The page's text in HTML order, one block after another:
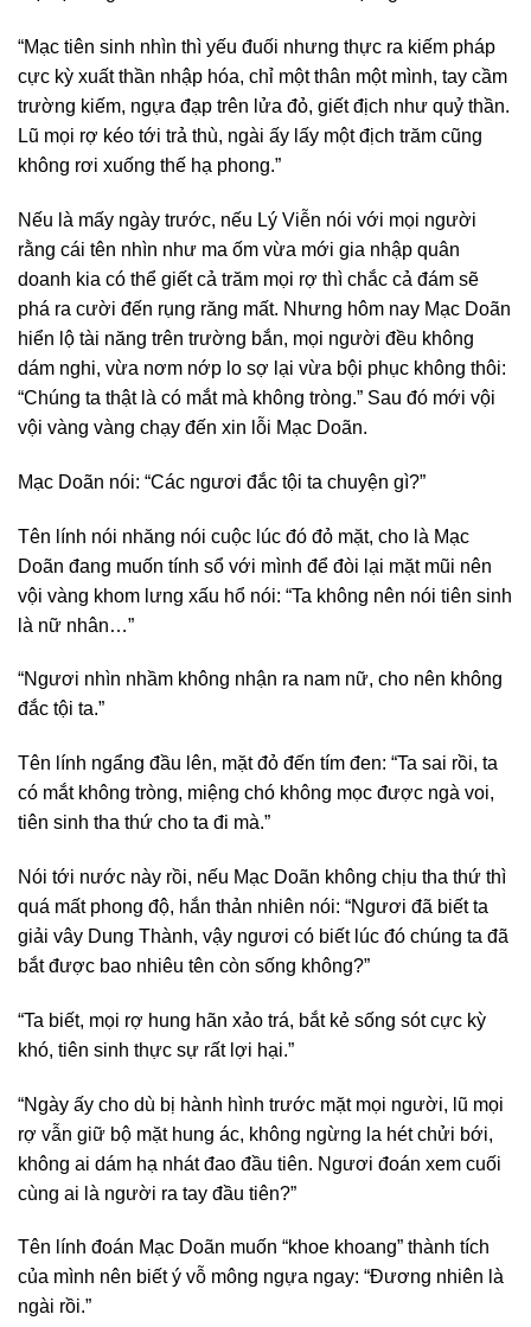
“Mạc tiên sinh nhìn thì yếu đuối nhưng thực ra kiếm pháp
cực kỳ xuất thần nhập hóa, chỉ một thân một mình, tay cầm
trường kiếm, ngựa đạp trên lửa đỏ, giết địch như quỷ thần.
Lũ mọi rợ kéo tới trả thù, ngài ấy lấy một địch trăm cũng
không rơi xuống thế hạ phong.”
Nếu là mấy ngày trước, nếu Lý Viễn nói với mọi người
rằng cái tên nhìn như ma ốm vừa mới gia nhập quân
doanh kia có thể giết cả trăm mọi rợ thì chắc cả đám sẽ
phá ra cười đến rụng răng mất. Nhưng hôm nay Mạc Doãn
hiển lộ tài năng trên trường bắn, mọi người đều không
dám nghi, vừa nơm nớp lo sợ lại vừa bội phục không thôi:
“Chúng ta thật là có mắt mà không tròng.” Sau đó mới vội
vội vàng vàng chạy đến xin lỗi Mạc Doãn.
Mạc Doãn nói: “Các ngươi đắc tội ta chuyện gì?”
Tên lính nói nhăng nói cuộc lúc đó đỏ mặt, cho là Mạc
Doãn đang muốn tính sổ với mình để đòi lại mặt mũi nên
vội vàng khom lưng xấu hổ nói: “Ta không nên nói tiên sinh
là nữ nhân…”
“Ngươi nhìn nhầm không nhận ra nam nữ, cho nên không
đắc tội ta.”
Tên lính ngẩng đầu lên, mặt đỏ đến tím đen: “Ta sai rồi, ta
có mắt không tròng, miệng chó không mọc được ngà voi,
tiên sinh tha thứ cho ta đi mà.”
Nói tới nước này rồi, nếu Mạc Doãn không chịu tha thứ thì
quá mất phong độ, hắn thản nhiên nói: “Ngươi đã biết ta
giải vây Dung Thành, vậy ngươi có biết lúc đó chúng ta đã
bắt được bao nhiêu tên còn sống không?”
“Ta biết, mọi rợ hung hãn xảo trá, bắt kẻ sống sót cực kỳ
khó, tiên sinh thực sự rất lợi hại.”
“Ngày ấy cho dù bị hành hình trước mặt mọi người, lũ mọi
rợ vẫn giữ bộ mặt hung ác, không ngừng la hét chửi bới,
không ai dám hạ nhát đao đầu tiên. Ngươi đoán xem cuối
cùng ai là người ra tay đầu tiên?”
Tên lính đoán Mạc Doãn muốn “khoe khoang” thành tích
của mình nên biết ý vỗ mông ngựa ngay: “Đương nhiên là
ngài rồi.”